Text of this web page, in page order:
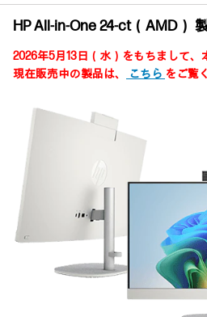
HP All-in-One 24-ct（AMD）
2026年5月13日（水）をもちまして、
現在販売中の製品は、
こちら をご覧